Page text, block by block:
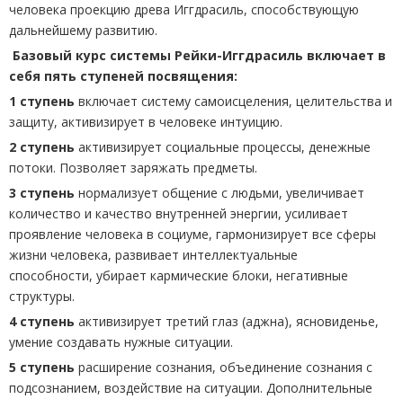
человека проекцию древа Иггдрасиль, способствующую
дальнейшему развитию.
Базовый курс системы Рейки-Иггдрасиль включает в
себя пять ступеней посвящения:
1 ступень включает систему самоисцеления, целительства и
защиту, активизирует в человеке интуицию.
2 ступень активизирует социальные процессы, денежные
потоки. Позволяет заряжать предметы.
3 ступень нормализует общение с людьми, увеличивает
количество и качество внутренней энергии, усиливает
проявление человека в социуме, гармонизирует все сферы
жизни человека, развивает интеллектуальные
способности, убирает кармические блоки, негативные
структуры.
4 ступень активизирует третий глаз (аджна), ясновиденье,
умение создавать нужные ситуации.
5 ступень расширение сознания, объединение сознания с
подсознанием, воздействие на ситуации. Дополнительные